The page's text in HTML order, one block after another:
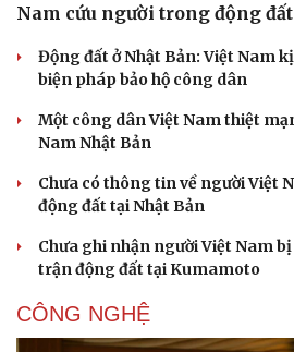
Nam cứu người trong động đất
Động đất ở Nhật Bản: Việt Nam
biện pháp bảo hộ công dân
Một công dân Việt Nam thiệt
Nam Nhật Bản
Chưa có thông tin về người Việt
động đất tại Nhật Bản
Chưa ghi nhận người Việt Nam
trận động đất tại Kumamoto
CÔNG NGHỆ